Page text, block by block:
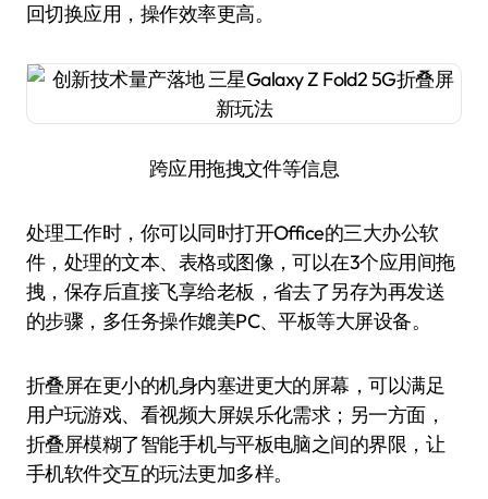
回切换应用，操作效率更高。
跨应用拖拽文件等信息
处理工作时，你可以同时打开Office的三大办公软
件，处理的文本、表格或图像，可以在3个应用间拖
拽，保存后直接飞享给老板，省去了另存为再发送
的步骤，多任务操作媲美PC、平板等大屏设备。
折叠屏在更小的机身内塞进更大的屏幕，可以满足
用户玩游戏、看视频大屏娱乐化需求；另一方面，
折叠屏模糊了智能手机与平板电脑之间的界限，让
手机软件交互的玩法更加多样。